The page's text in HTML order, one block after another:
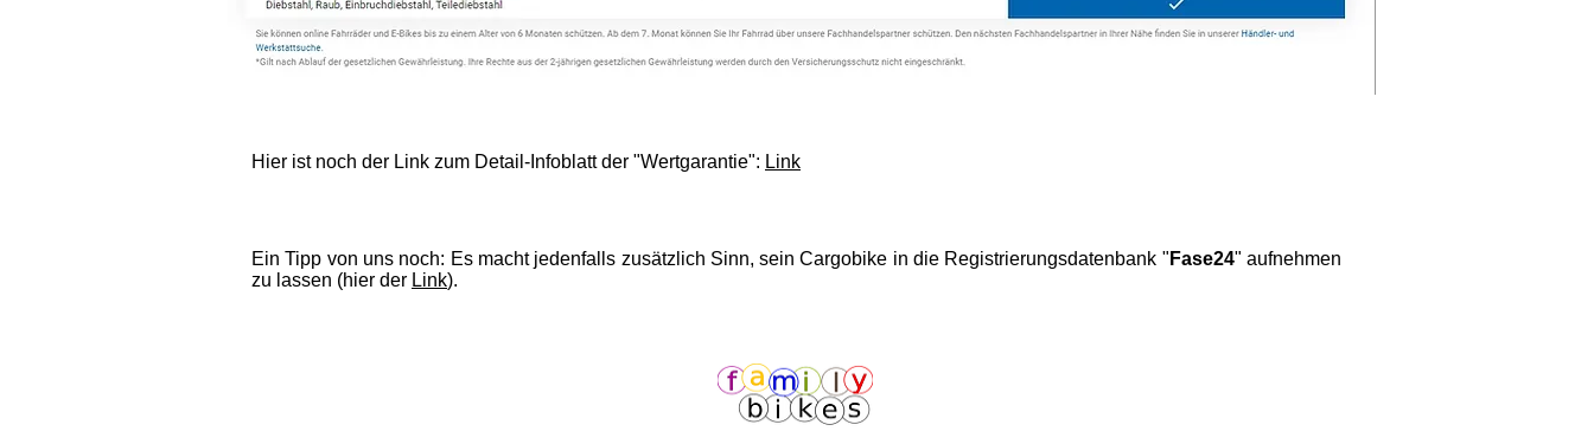
Hier ist noch der Link zum Detail-Infoblatt der "Wertgarantie": Link
Ein Tipp von uns noch: Es macht jedenfalls zusätzlich Sinn, seinCargobike in die Registrierungsdatenbank " Fase24" aufnehmen
zu lassen (hier der Link).